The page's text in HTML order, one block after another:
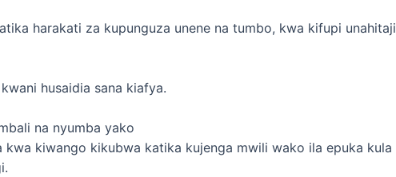
harakati za kupunguza unene na tumbo, kwa kifupi unahitaji
husaidia sana kiafya.
na nyumba yako
kwa kiwango kikubwa katika kujenga mwili wako ila epuka kula